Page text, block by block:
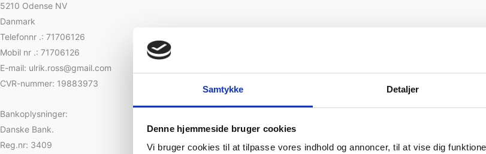
Samtykke Detaljer
Denne hjemmeside bruger cookies
Vi bruger cookies til at tilpasse vores indhold og annoncer, til at vise dig
5210 Odense NV
Danmark
Telefonnr .: 71706126
Mobil nr .: 71706126
E-mail: ulrik.ross@gmail.com
CVR-nummer: 19883973
Bankoplysninger:
Danske Bank.
Reg.nr: 3409